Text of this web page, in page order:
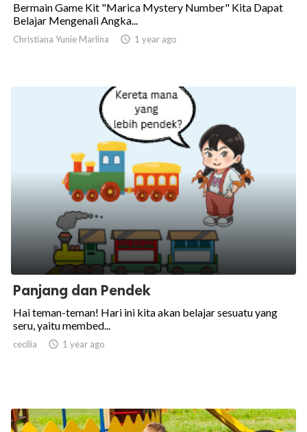
Bermain Game Kit "Marica Mystery Number" Kita Dapat
Belajar Mengenali Angka...
Christiana Yunie Marlina  1 year ago
Panjang dan Pendek
Hai teman-teman! Hari ini kita akan belajar sesuatu yang
seru, yaitu membed...
cecilia  1 year ago